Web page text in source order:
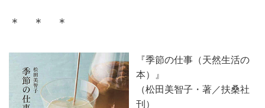
＊ ＊ ＊
『季節の仕事（天然生活の
本）』
（松田美智子・著／扶桑社
刊）